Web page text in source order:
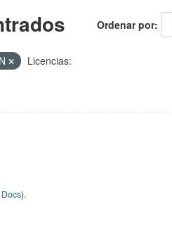
Ordenar por
Licencias:
).